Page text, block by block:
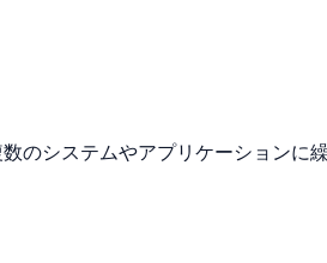
システムやアプリケーションに